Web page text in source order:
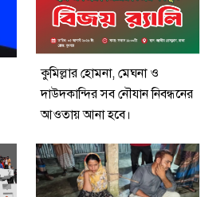
কুমিল্লার হোমনা, মেঘনা ও
দাউদকান্দির সব নৌযান নিবন্ধনের
আওতায় আনা হবে।